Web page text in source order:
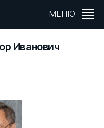
МЕНЮ
Иванович